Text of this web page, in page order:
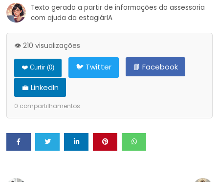
Texto gerado a partir de informações da assessoria
com ajuda da estagiárIA
👁️ 210 visualizações
❤️ Curtir (0) 🐦 Twitter
📘 Facebook
💼 LinkedIn
0 compartilhamentos